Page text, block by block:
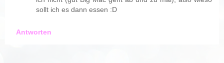
sollt ich es dann essen :D
Antworten